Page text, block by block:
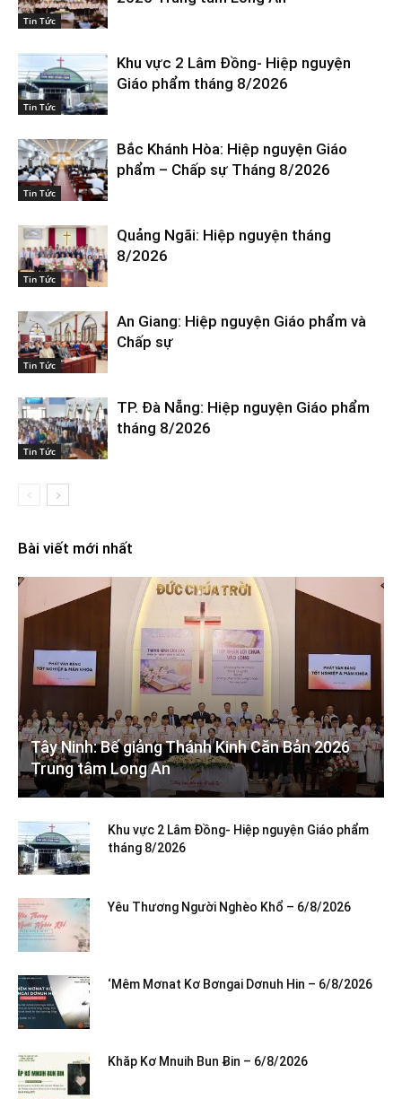
Tin Tức
Tin Tức
Khu vực 2 Lâm Đồng- Hiệp nguyện
Giáo phẩm tháng 8/2026
Tin Tức
Bắc Khánh Hòa: Hiệp nguyện Giáo
phẩm – Chấp sự Tháng 8/2026
Tin Tức
Quảng Ngãi: Hiệp nguyện tháng
8/2026
Tin Tức
An Giang: Hiệp nguyện Giáo phẩm và
Chấp sự
Tin Tức
TP. Đà Nẵng: Hiệp nguyện Giáo phẩm
tháng 8/2026
Bài viết mới nhất
Tây Ninh: Bế giảng Thánh Kinh Căn Bản 2026
Trung tâm Long An
Khu vực 2 Lâm Đồng- Hiệp nguyện Giáo phẩm
tháng 8/2026
Yêu Thương Người Nghèo Khổ – 6/8/2026
‘Mêm Mơnat Kơ Bơngai Dơnuh Hin – 6/8/2026
Khăp Kơ Mnuih Bun Ƀin – 6/8/2026